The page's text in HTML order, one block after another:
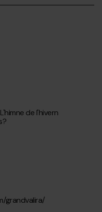
de l'hivern
grandvalira/